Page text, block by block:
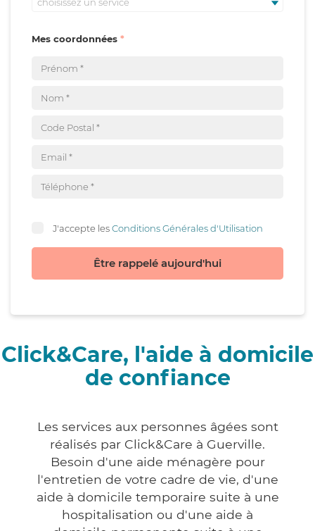
choisissez un service
Mes coordonnées
J'accepte lesConditions Générales d'Utilisation
Être rappelé aujourd'hui
Click&Care, l'aide à domicile
de confiance
Les services aux personnes âgées sont
réalisés par Click&Care à Guerville.
Besoin d'une aide ménagère pour
l'entretien de votre cadre de vie, d'une
aide à domicile temporaire suite à une
hospitalisation ou d'une aide à